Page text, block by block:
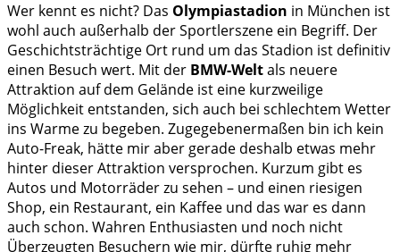
Wer kennt es nicht? Das Olympiastadion in München ist
wohl auch außerhalb der Sportlerszene ein Begriff. Der
Geschichtsträchtige Ort rund um das Stadion ist definitiv
einen Besuch wert. Mit der BMW-Weltals neuere
Attraktion auf dem Gelände ist eine kurzweilige
Möglichkeit entstanden, sich auch bei schlechtem Wetter
ins Warme zu begeben. Zugegebenermaßen bin ich kein
Auto-Freak, hätte mir aber gerade deshalb etwas mehr
hinter dieser Attraktion versprochen. Kurzum gibt es
Autos und Motorräder zu sehen – und einen riesigen
Shop, ein Restaurant, ein Kaffee und das war es dann
auch schon. Wahren Enthusiasten und noch nicht
Überzeugten Besuchern wie mir, dürfte ruhig mehr